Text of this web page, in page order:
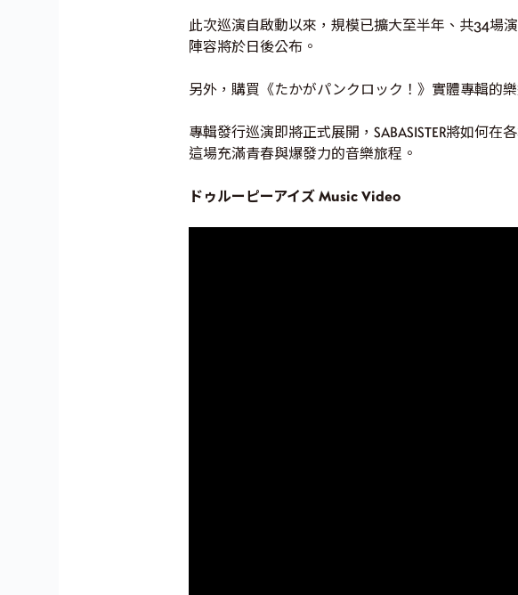
此次巡演自啟動以來，規模已擴大至半年、共34場
陣容將於日後公布。
另外，購買《たかがパンクロック！》實體專輯的
專輯發行巡演即將正式展開，SABASISTER將如何
這場充滿青春與爆發力的音樂旅程。
ドゥルーピーアイズ Music Video